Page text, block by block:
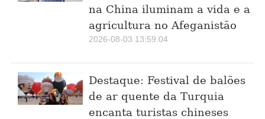
na China iluminam a vida e a
agricultura no Afeganistão
2026-08-03 13:59:04
Destaque: Festival de balões
de ar quente da Turquia
encanta turistas chineses